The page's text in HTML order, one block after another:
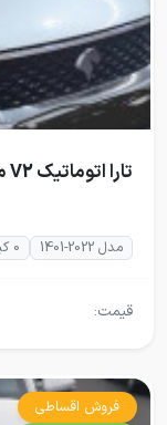
تارا اتوماتیک V2 مدل 2022-1401
مدل 2022-1401 0 کیلومتر
قیمت:
فروش اقساطی